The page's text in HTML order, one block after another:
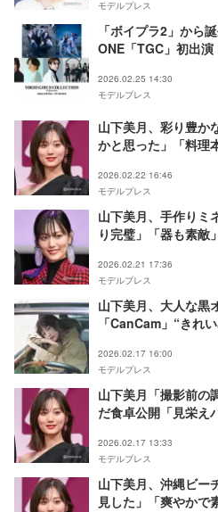
モデルプレス
「ボイプラ2」から
ONE「TGC」初出
2026.02.25 14:30
モデルプレス
山下美月、彩り豊か
かと思った」「料理
2026.02.22 16:46
モデルプレス
山下美月、手作りミ
り完璧」「器も素敵」
2026.02.21 17:36
モデルプレス
山下美月、大人な黒
「CanCam」“きれ
2026.02.17 16:00
モデルプレス
山下美月「撮影前の
だ食卓公開「見栄え
2026.02.17 13:33
モデルプレス
山下美月、沖縄ビー
見した」「爽やかで